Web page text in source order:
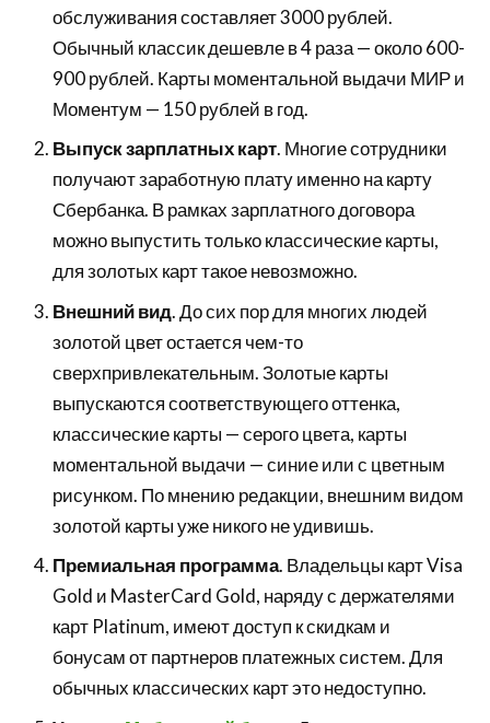
обслуживания составляет 3000 рублей.
Обычный классик дешевле в 4 раза — около 600-
900 рублей. Карты моментальной выдачи МИР и
Моментум — 150 рублей в год.
Выпуск зарплатных карт. Многие сотрудники
получают заработную плату именно на карту
Сбербанка. В рамках зарплатного договора
можно выпустить только классические карты,
для золотых карт такое невозможно.
Внешний вид. До сих пор для многих людей
золотой цвет остается чем-то
сверхпривлекательным. Золотые карты
выпускаются соответствующего оттенка,
классические карты — серого цвета, карты
моментальной выдачи — синие или с цветным
рисунком. По мнению редакции, внешним видом
золотой карты уже никого не удивишь.
Премиальная программа. Владельцы карт Visa
Gold и MasterCard Gold, наряду с держателями
карт Platinum, имеют доступ к скидкам и
бонусам от партнеров платежных систем. Для
обычных классических карт это недоступно.